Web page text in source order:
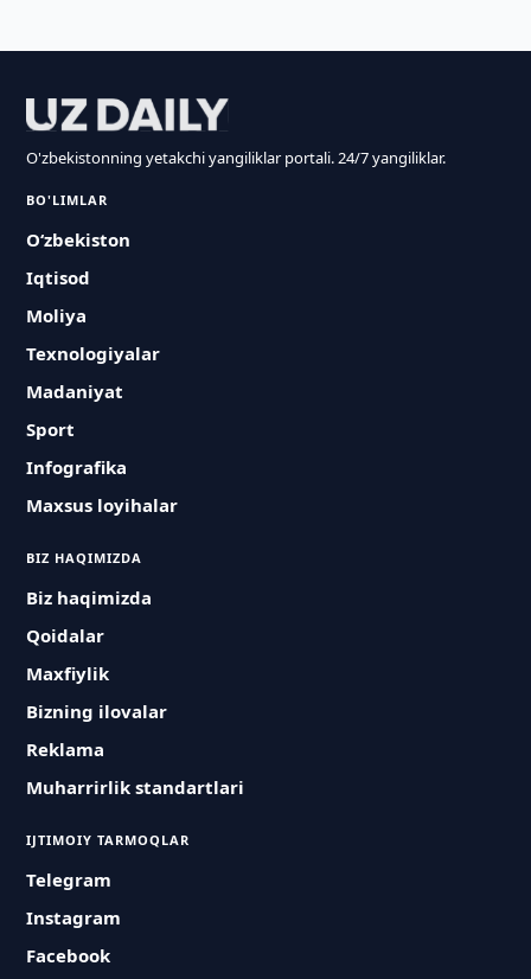
O'zbekistonning yetakchi yangiliklar portali. 24/7 yangiliklar.
BO'LIMLAR
O‘zbekiston
Iqtisod
Moliya
Texnologiyalar
Madaniyat
Sport
Infografika
Maxsus loyihalar
BIZ HAQIMIZDA
Biz haqimizda
Qoidalar
Maxfiylik
Bizning ilovalar
Reklama
Muharrirlik standartlari
IJTIMOIY TARMOQLAR
Telegram
Instagram
Facebook